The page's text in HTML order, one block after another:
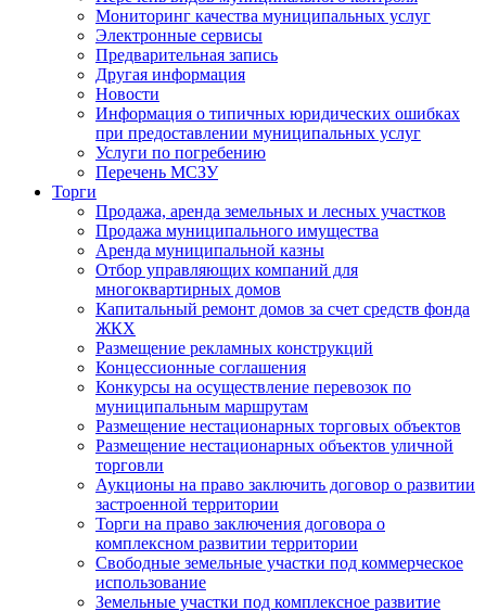
Мониторинг качества муниципальных услуг
Электронные сервисы
Предварительная запись
Другая информация
Новости
Информация о типичных юридических ошибках
при предоставлении муниципальных услуг
Услуги по погребению
Перечень МСЗУ
Торги
Продажа, аренда земельных и лесных участков
Продажа муниципального имущества
Аренда муниципальной казны
Отбор управляющих компаний для
многоквартирных домов
Капитальный ремонт домов за счет средств фонда
ЖКХ
Размещение рекламных конструкций
Концессионные соглашения
Конкурсы на осуществление перевозок по
муниципальным маршрутам
Размещение нестационарных торговых объектов
Размещение нестационарных объектов уличной
торговли
Аукционы на право заключить договор о развитии
застроенной территории
Торги на право заключения договора о
комплексном развитии территории
Свободные земельные участки под коммерческое
использование
Земельные участки под комплексное развитие